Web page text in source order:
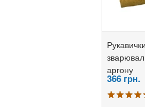
аргону
366 грн.